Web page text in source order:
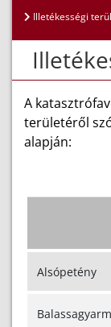
>Illetékességi
A
területéről
alapján:
Alsópetény